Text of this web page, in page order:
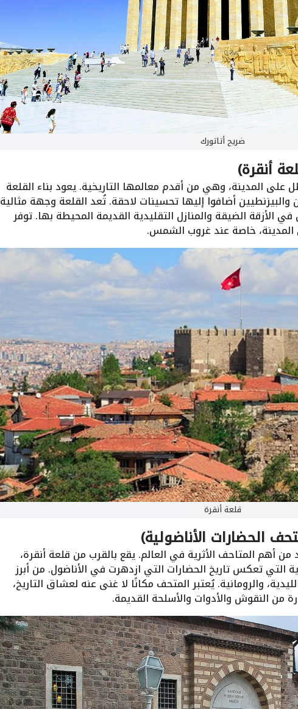
ضريح أتاتورك
أنقرة)
المدينة، وهي من أقدم معالمها التاريخية. يعود بناء القلعة
والبيزنطيين أضافوا إليها تحسينات لاحقة. تُعد القلعة وجهة مثالية
الأزقة الضيقة والمنازل التقليدية القديمة المحيطة بها. توفر
المدينة، خاصة عند غروب الشمس.
قلعة أنقرة
الحضارات الأناضولية)
أهم المتاحف الأثرية في العالم. يقع بالقرب من قلعة أنقرة،
التي تعكس تاريخ الحضارات التي ازدهرت في الأناضول. من أبرز
والرومانية. يُعتبر المتحف مكانًا لا غنى عنه لعشاق التاريخ،
النقوش والأدوات والأسلحة القديمة.